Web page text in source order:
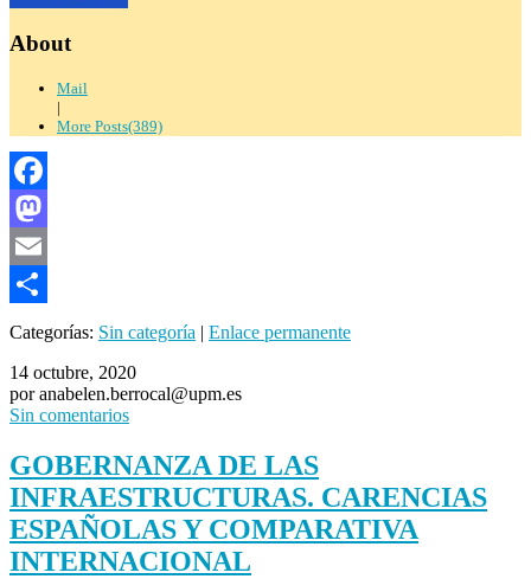
About
Mail
|
More Posts(389)
Facebook
Mastodon
Email
Compartir
Categorías: Sin categoría | Enlace permanente
14 octubre, 2020
por anabelen.berrocal@upm.es
Sin comentarios
GOBERNANZA DE LAS
INFRAESTRUCTURAS. CARENCIAS
ESPAÑOLAS Y COMPARATIVA
INTERNACIONAL